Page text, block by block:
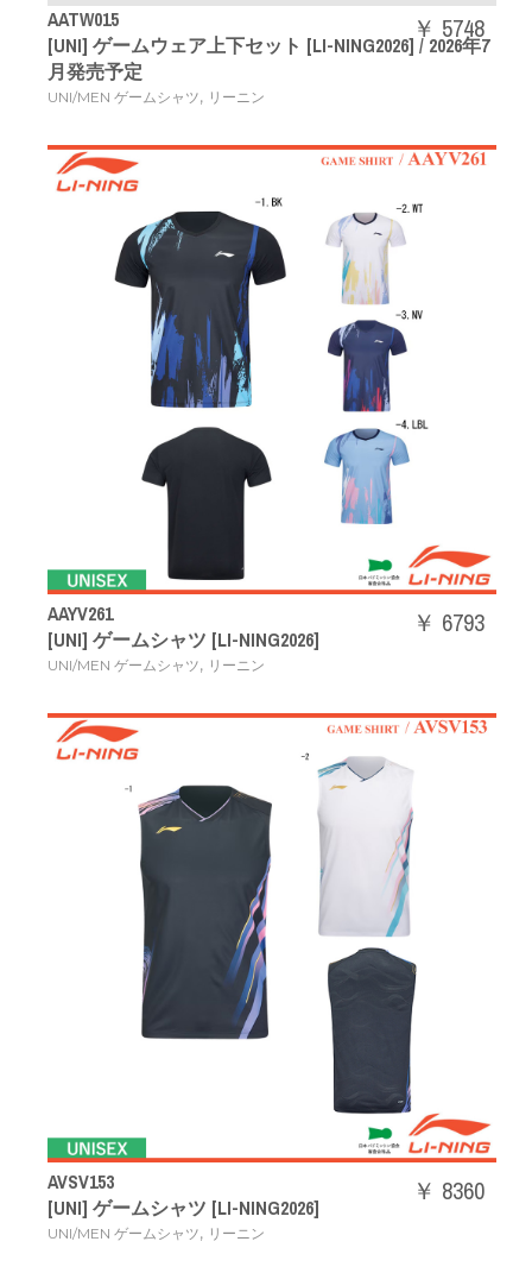
AATW015
[UNI] ゲームウェア上下セット [LI-NING2026] / 2026年7
月発売予定
UNI/MEN ゲームシャツ, リーニン
￥ 5748
AAYV261
[UNI] ゲームシャツ [LI-NING2026]
UNI/MEN ゲームシャツ, リーニン
￥ 6793
AVSV153
[UNI] ゲームシャツ [LI-NING2026]
UNI/MEN ゲームシャツ, リーニン
￥ 8360